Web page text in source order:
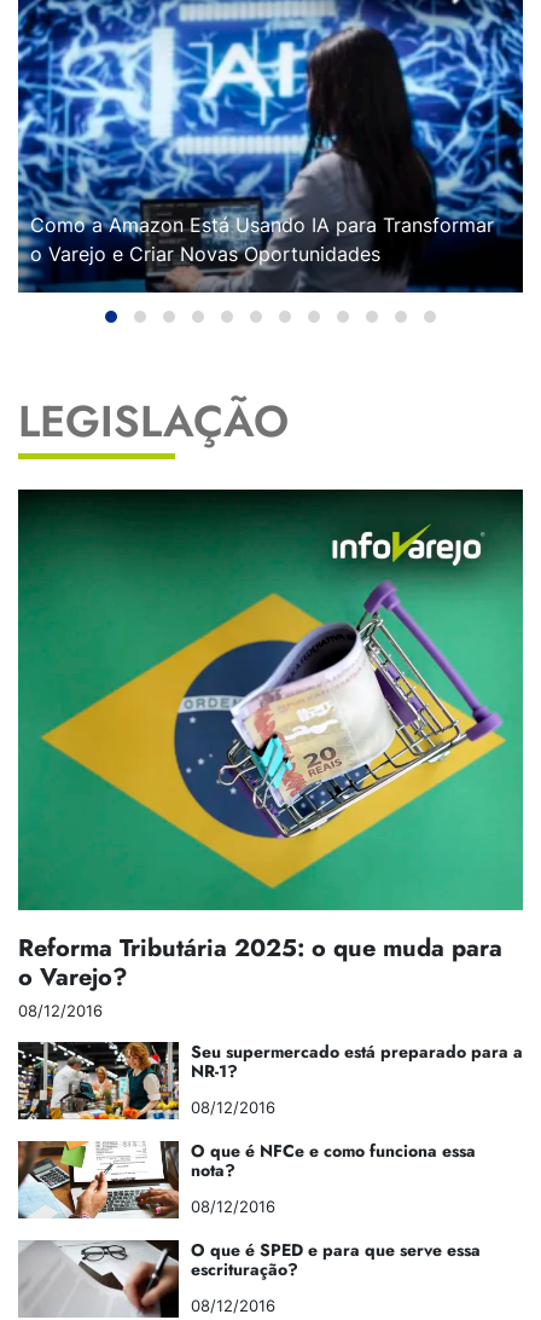
Como a Amazon Está Usando IA para Transformar
o Varejo e Criar Novas Oportunidades
LEGISLAÇÃO
Reforma Tributária 2025: o que muda para
o Varejo?
08/12/2016
Seu supermercado está preparado para a
NR-1?
08/12/2016
O que é NFCe e como funciona essa
nota?
08/12/2016
O que é SPED e para que serve essa
escrituração?
08/12/2016